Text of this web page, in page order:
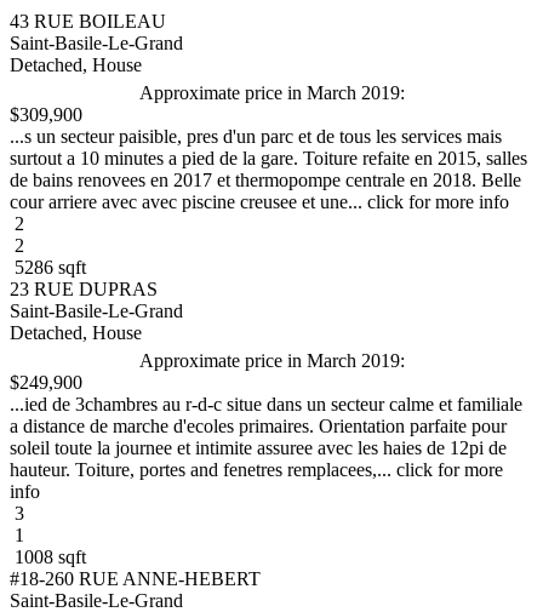
43 RUE BOILEAU
Saint-Basile-Le-Grand
Detached, House
Approximate price in March 2019:
$309,900
...s un secteur paisible, pres d'un parc et de tous les services mais
surtout a 10 minutes a pied de la gare. Toiture refaite en 2015, salles
de bains renovees en 2017 et thermopompe centrale en 2018. Belle
cour arriere avec avec piscine creusee et une... click for more info
2
2
5286 sqft
23 RUE DUPRAS
Saint-Basile-Le-Grand
Detached, House
Approximate price in March 2019:
$249,900
...ied de 3chambres au r-d-c situe dans un secteur calme et familiale
a distance de marche d'ecoles primaires. Orientation parfaite pour
soleil toute la journee et intimite assuree avec les haies de 12pi de
hauteur. Toiture, portes and fenetres remplacees,... click for more
info
3
1
1008 sqft
#18-260 RUE ANNE-HEBERT
Saint-Basile-Le-Grand